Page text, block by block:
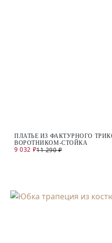
ПЛАТЬЕ ИЗ ФАКТУРНОГО
ВОРОТНИКОМ-СТОЙКА
9 032 ₽11 290 ₽